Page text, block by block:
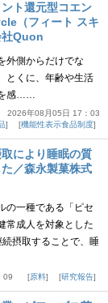
ト還元型コエン
（フィート スキ
社Quon
外側からだけでな
とくに、年齢や生活
を感……
2026年08月05日 17：03
機能性表示食品制度
により睡眠の質
／森永製菓株式
の一種である「ピセ
常成人を対象とした
摂取することで、睡
09 原料 研究報告